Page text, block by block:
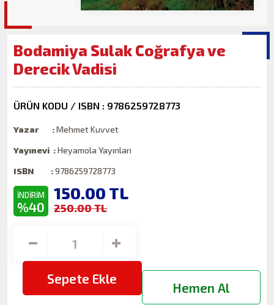
Bodamiya Sulak Coğrafya ve
Derecik Vadisi
ÜRÜN KODU / ISBN : 9786259728773
Yazar :Mehmet Kuvvet
Yayınevi :Heyamola Yayınları
ISBN :9786259728773
İNDİRİM
%40
150.00 TL
250.00 TL
Sepete Ekle
Hemen Al